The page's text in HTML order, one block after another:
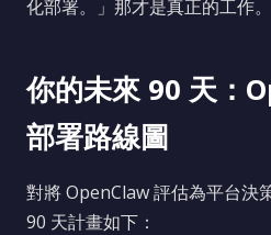
化部署。」那才是真正的工作。
你的未來 90 天：
部署路線圖
對將 OpenClaw 評估為平台決
90 天計畫如下：